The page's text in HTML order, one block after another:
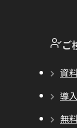
ご
資
導
無